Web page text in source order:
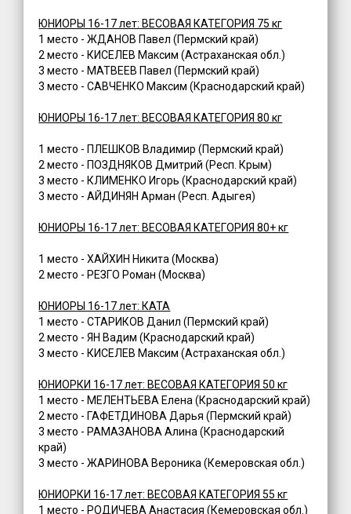
ЮНИОРЫ 16-17 лет: ВЕСОВАЯ КАТЕГОРИЯ 75 кг
1 место - ЖДАНОВ Павел (Пермский край)
2 место - КИСЕЛЕВ Максим (Астраханская обл.)
3 место - МАТВЕЕВ Павел (Пермский край)
3 место - САВЧЕНКО Максим (Краснодарский край)
ЮНИОРЫ 16-17 лет: ВЕСОВАЯ КАТЕГОРИЯ 80 кг
1 место - ПЛЕШКОВ Владимир (Пермский край)
2 место - ПОЗДНЯКОВ Дмитрий (Респ. Крым)
3 место - КЛИМЕНКО Игорь (Краснодарский край)
3 место - АЙДИНЯН Арман (Респ. Адыгея)
ЮНИОРЫ 16-17 лет: ВЕСОВАЯ КАТЕГОРИЯ 80+ кг
1 место - ХАЙХИН Никита (Москва)
2 место - РЕЗГО Роман (Москва)
ЮНИОРЫ 16-17 лет: КАТА
1 место - СТАРИКОВ Данил (Пермский край)
2 место - ЯН Вадим (Краснодарский край)
3 место - КИСЕЛЕВ Максим (Астраханская обл.)
ЮНИОРКИ 16-17 лет: ВЕСОВАЯ КАТЕГОРИЯ 50 кг
1 место - МЕЛЕНТЬЕВА Елена (Краснодарский край)
2 место - ГАФЕТДИНОВА Дарья (Пермский край)
3 место - РАМАЗАНОВА Алина (Краснодарский
край)
3 место - ЖАРИНОВА Вероника (Кемеровская обл.)
ЮНИОРКИ 16-17 лет: ВЕСОВАЯ КАТЕГОРИЯ 55 кг
1 место - РОДИЧЕВА Анастасия (Кемеровская обл.)